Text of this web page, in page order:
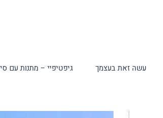
עשה זאת בעצמך גיפטיפיי – מתנות עם